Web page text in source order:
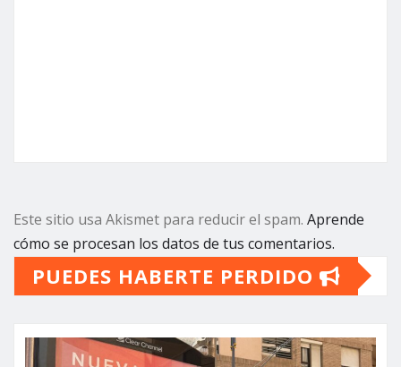
Este sitio usa Akismet para reducir el spam. Aprende
cómo se procesan los datos de tus comentarios.
PUEDES HABERTE PERDIDO